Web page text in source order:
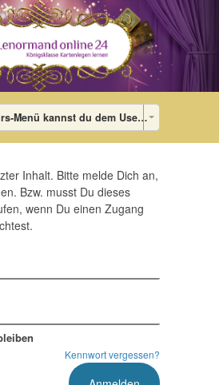
Lektionen gefüllt. Falls der User gerade in keinem Kurs ist, wird ein Standard-Menü angezeigt, das du im WordPress-Admin-Bereich unter Design – Menü (Menü bearbeiten: „DigiMember-Kurs-Menü“) bearbeiten kannst. Dort kannst du auch diesen Dummy-Menü-Eintrag löschen.
Inhalt. Bitte melde Dich an,
Bzw. musst Du dieses
wenn Du einen Zugang
Kennwort vergessen?